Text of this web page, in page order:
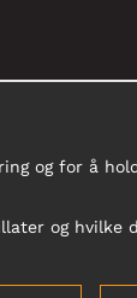
og for å
og hvilke